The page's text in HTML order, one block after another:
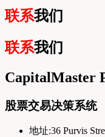
联系我们
联系我们
CapitalMaster
股票交易决策系统
地址:36 Purvis